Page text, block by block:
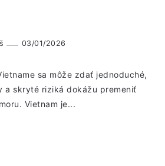
03/01/2026
sa môže zdať jednoduché,
a skryté riziká dokážu premeniť
Vietnam je...